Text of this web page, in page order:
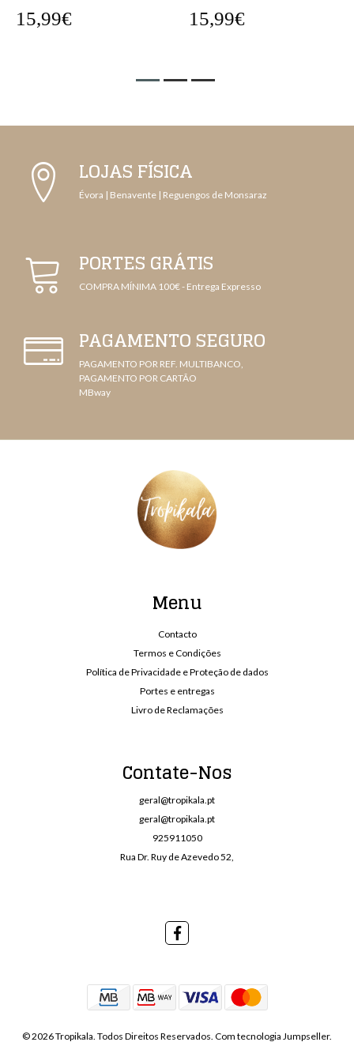
15,99€ 15,99€
LOJAS FÍSICA
Évora | Benavente | Reguengos de Monsaraz
PORTES GRÁTIS
COMPRA MÍNIMA 100€ - Entrega Expresso
PAGAMENTO SEGURO
PAGAMENTO POR REF. MULTIBANCO,
PAGAMENTO POR CARTÃO
MBway
Menu
Contacto
Termos e Condições
Política de Privacidade e Proteção de dados
Portes e entregas
Livro de Reclamações
Contate-Nos
geral@tropikala.pt
geral@tropikala.pt
925911050
Rua Dr. Ruy de Azevedo 52,
© 2026 Tropikala. Todos Direitos Reservados. Com tecnologia Jumpseller.